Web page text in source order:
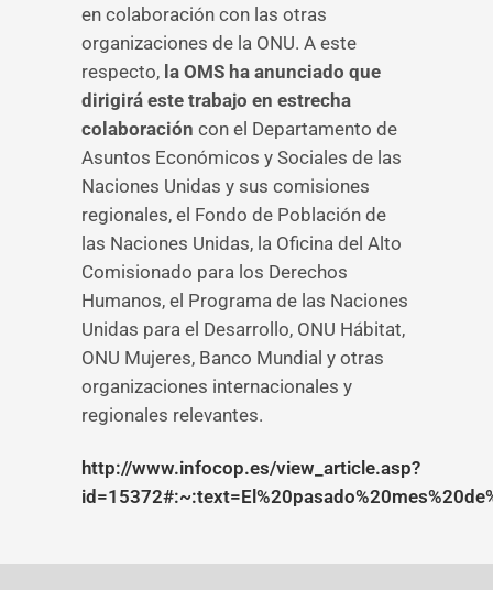
en colaboración con las otras
organizaciones de la ONU. A este
respecto, la OMS ha anunciado que
dirigirá este trabajo en estrecha
colaboración con el Departamento de
Asuntos Económicos y Sociales de las
Naciones Unidas y sus comisiones
regionales, el Fondo de Población de
las Naciones Unidas, la Oficina del Alto
Comisionado para los Derechos
Humanos, el Programa de las Naciones
Unidas para el Desarrollo, ONU Hábitat,
ONU Mujeres, Banco Mundial y otras
organizaciones internacionales y
regionales relevantes.
http://www.infocop.es/view_article.asp?